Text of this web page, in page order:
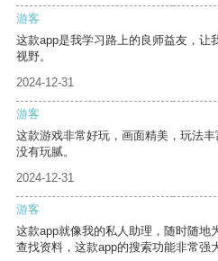
游客
这款app是我学习路上的良师益友，让
视野。
2024-12-31
游客
这款游戏非常好玩，画面精美，玩法
没有玩腻。
2024-12-31
游客
这款app就像我的私人助理，随时随地
查找资料，这款app的搜索功能非常强